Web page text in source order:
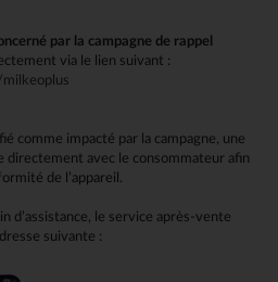
par la campagne de rappel
via le lien suivant :
comme impacté par la campagne, une
directement avec le consommateur afin
de l’appareil.
d’assistance, le service après-vente
suivante :